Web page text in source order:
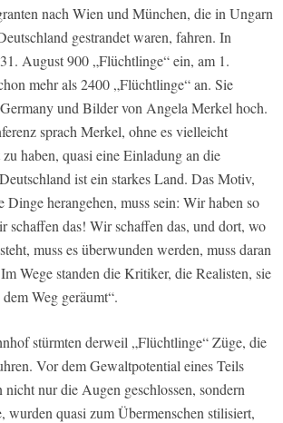
nach Wien und München, die in Ungarn
gestrandet waren, fahren. In
August 900 „Flüchtlinge“ ein, am 1.
mehr als 2400 „Flüchtlinge“ an. Sie
und Bilder von Angela Merkel hoch.
sprach Merkel, ohne es vielleicht
haben, quasi eine Einladung an die
ist ein starkes Land. Das Motiv,
Dinge herangehen, muss sein: Wir haben so
schaffen das! Wir schaffen das, und dort, wo
muss es überwunden werden, muss daran
Wege standen die Kritiker, die Realisten, sie
Weg geräumt“.
stürmten derweil „Flüchtlinge“ Züge, die
Vor dem Gewaltpotential eines Teils
nur die Augen geschlossen, sondern
wurden quasi zum Übermenschen stilisiert,